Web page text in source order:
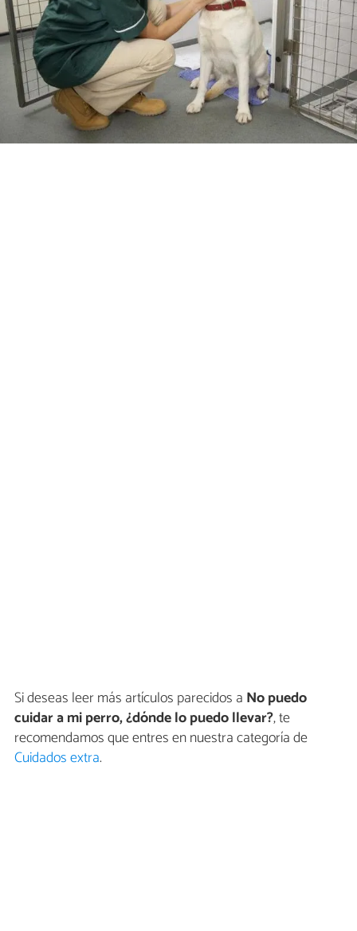
Si deseas leer más artículos parecidos a No puedo
cuidar a mi perro, ¿dónde lo puedo llevar?, te
recomendamos que entres en nuestra categoría de
Cuidados extra.